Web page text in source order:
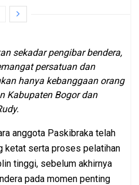
sekadar pengibar bendera,
persatuan dan
hanya kebanggaan orang
Kabupaten Bogor dan
anggota Paskibraka telah
ketat serta proses pelatihan
tinggi, sebelum akhirnya
pada momen penting